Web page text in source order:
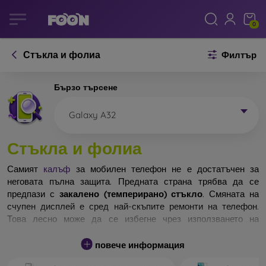
0
Стъкла и фолиа Филтър
Бързо търсене
Galaxy A32
Стъкла и фолиа
Самият калъф за мобилен телефон не е достатъчен за
неговата пълна защита. Предната страна трябва да се
предпази с закалено (темперирано) стъкло. Смяната на
счупен дисплей е сред най-скъпите ремонти на телефон.
Това лесно може да се избегне чрез използването на
Неразбиваемо стъкло за телефон не съществува, но при
повече информация